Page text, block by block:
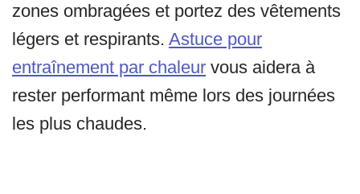
zones ombragées et portez des vêtements
légers et respirants. Astuce pour
entraînement par chaleur vous aidera à
rester performant même lors des journées
les plus chaudes.